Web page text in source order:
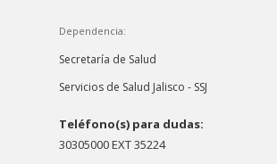
Dependencia:
Secretaría de Salud
Servicios de Salud Jalisco - SSJ
Teléfono(s) para dudas:
30305000 EXT 35224